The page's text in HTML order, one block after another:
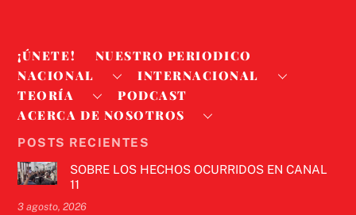
¡ÚNETE!
NUESTRO PERIODICO
NACIONAL
INTERNACIONAL
TEORÍA
PODCAST
ACERCA DE NOSOTROS
POSTS RECIENTES
SOBRE LOS HECHOS OCURRIDOS EN CANAL
11
3 agosto, 2026